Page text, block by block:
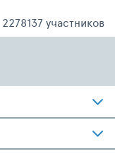
2278137 участников